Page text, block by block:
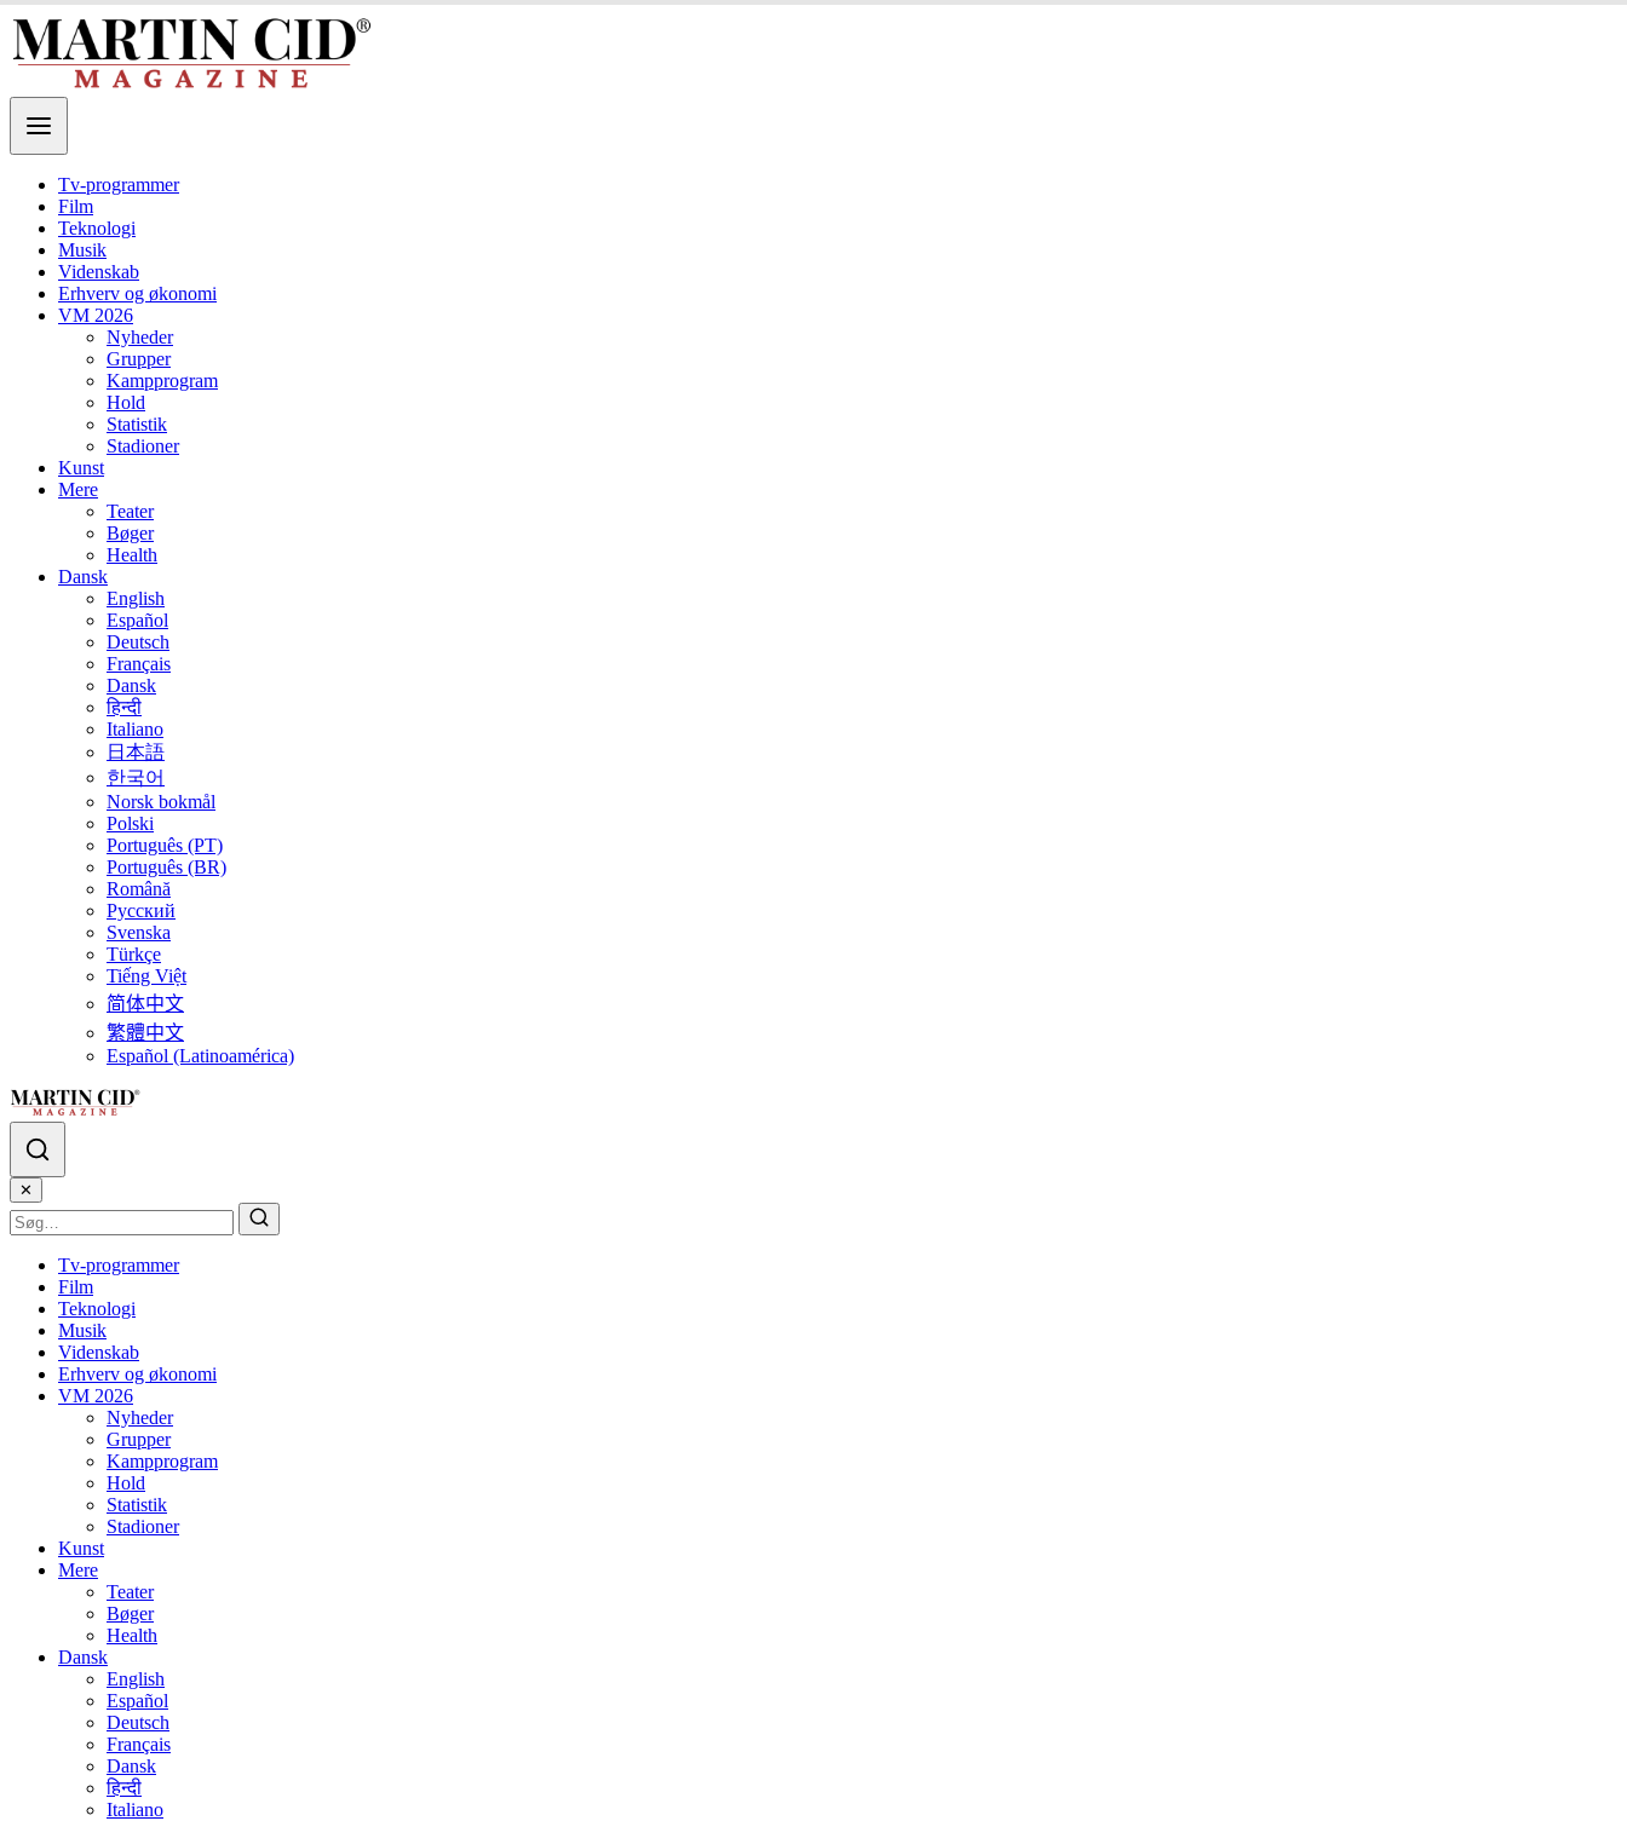
Tv-programmer
Film
Teknologi
Musik
Videnskab
Erhverv og økonomi
VM 2026
Nyheder
Grupper
Kampprogram
Hold
Statistik
Stadioner
Kunst
Mere
Teater
Bøger
Health
Dansk
English
Español
Deutsch
Français
Dansk
हिन्दी
Italiano
日本語
한국어
Norsk bokmål
Polski
Português (PT)
Português (BR)
Română
Русский
Svenska
Türkçe
Tiếng Việt
简体中文
繁體中文
Español (Latinoamérica)
✕
Tv-programmer
Film
Teknologi
Musik
Videnskab
Erhverv og økonomi
VM 2026
Nyheder
Grupper
Kampprogram
Hold
Statistik
Stadioner
Kunst
Mere
Teater
Bøger
Health
Dansk
English
Español
Deutsch
Français
Dansk
हिन्दी
Italiano